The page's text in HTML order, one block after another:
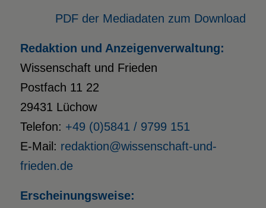
PDF der Mediadaten zum Download
Redaktion und Anzeigenverwaltung:
Wissenschaft und Frieden
Postfach 11 22
29431 Lüchow
Telefon: +49 (0)5841 / 9799 151
E-Mail: redaktion@wissenschaft-und-
frieden.de
Erscheinungsweise: